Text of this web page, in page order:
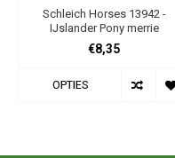
Schleich Horses 13942 -
IJslander Pony merrie
€8,35
OPTIES